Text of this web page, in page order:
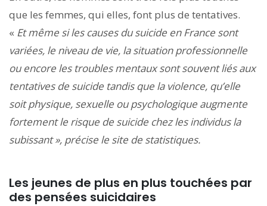
que les femmes, qui elles, font plus de tentatives.
« Et même si les causes du suicide en France sont
variées, le niveau de vie, la situation professionnelle
ou encore les troubles mentaux sont souvent liés aux
tentatives de suicide tandis que la violence, qu’elle
soit physique, sexuelle ou psychologique augmente
fortement le risque de suicide chez les individus la
subissant », précise le site de statistiques.
Les jeunes de plus en plus touchées par
des pensées suicidaires